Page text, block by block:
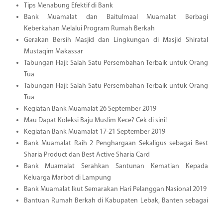
Tips Menabung Efektif di Bank
Bank Muamalat dan Baitulmaal Muamalat Berbagi
Keberkahan Melalui Program Rumah Berkah
Gerakan Bersih Masjid dan Lingkungan di Masjid Shiratal
Mustaqim Makassar
Tabungan Haji: Salah Satu Persembahan Terbaik untuk Orang
Tua
Tabungan Haji: Salah Satu Persembahan Terbaik untuk Orang
Tua
Kegiatan Bank Muamalat 26 September 2019
Mau Dapat Koleksi Baju Muslim Kece? Cek di sini!
Kegiatan Bank Muamalat 17-21 September 2019
Bank Muamalat Raih 2 Penghargaan Sekaligus sebagai Best
Sharia Product dan Best Active Sharia Card
Bank Muamalat Serahkan Santunan Kematian Kepada
Keluarga Marbot di Lampung
Bank Muamalat Ikut Semarakan Hari Pelanggan Nasional 2019
Bantuan Rumah Berkah di Kabupaten Lebak, Banten sebagai